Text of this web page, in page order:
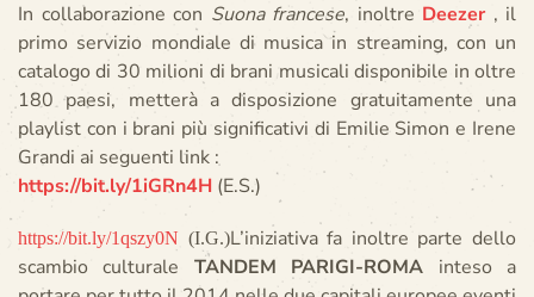
In collaborazione con Suona francese, inoltre Deezer , il
primo servizio mondiale di musica in streaming, con un
catalogo di 30 milioni di brani musicali disponibile in oltre
180 paesi, metterà a disposizione gratuitamente una
playlist con i brani più significativi di Emilie Simon e Irene
Grandi ai seguenti link :
https://bit.ly/1iGRn4H (E.S.)
https://bit.ly/1qszy0N (I.G.)L’iniziativa fa inoltre parte dello
scambio culturale TANDEM PARIGI-ROMA inteso a